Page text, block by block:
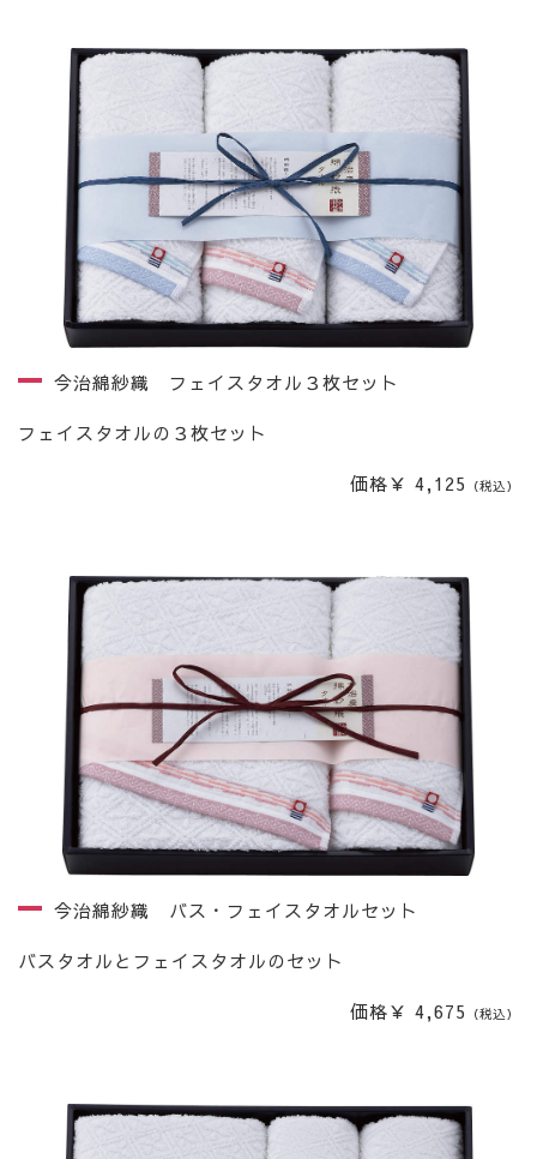
今治綿紗織 フェイスタオル３枚セット
フェイスタオルの３枚セット
価格￥ 4,125 （税込）
今治綿紗織 バス・フェイスタオルセット
バスタオルとフェイスタオルのセット
価格￥ 4,675 （税込）